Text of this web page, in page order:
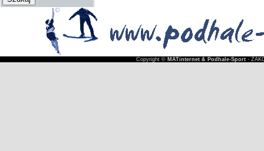
Copyright © MATinternet & Podhale-Sport-